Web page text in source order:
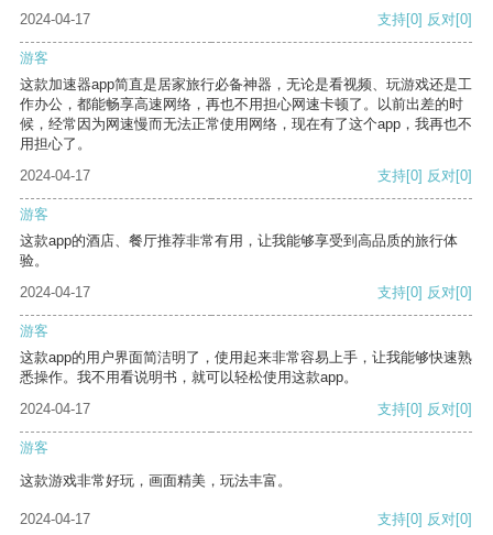
2024-04-17
支持[0] 反对[0]
游客
这款加速器app简直是居家旅行必备神器，无论是看视频、玩游戏还是工
作办公，都能畅享高速网络，再也不用担心网速卡顿了。以前出差的时
候，经常因为网速慢而无法正常使用网络，现在有了这个app，我再也不
用担心了。
2024-04-17
支持[0] 反对[0]
游客
这款app的酒店、餐厅推荐非常有用，让我能够享受到高品质的旅行体
验。
2024-04-17
支持[0] 反对[0]
游客
这款app的用户界面简洁明了，使用起来非常容易上手，让我能够快速熟
悉操作。我不用看说明书，就可以轻松使用这款app。
2024-04-17
支持[0] 反对[0]
游客
这款游戏非常好玩，画面精美，玩法丰富。
2024-04-17 支持[0] 反对[0]